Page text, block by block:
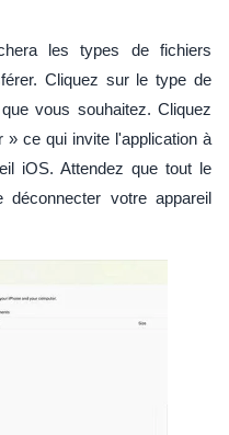
les types de fichiers
Cliquez sur le type de
vous souhaitez. Cliquez
» ce qui invite l'application à
iOS. Attendez que tout le
votre appareil